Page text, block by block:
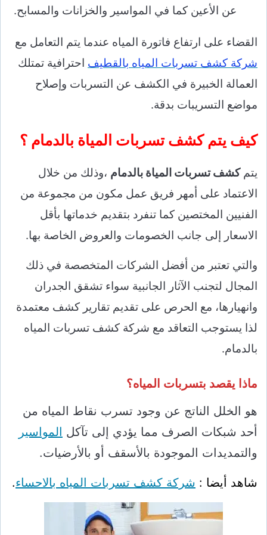
عن الأعين كما في المواسير والخزانات والمسابح.
القضاء على ارتفاع فاتورة المياه عندما يتم التعامل مع
شركة كشف تسربات المياه بالقطيف احترافية تمتلك
العمالة الخبيرة في الكشف عن التسربات وإصلاح
مواضع التسريبات بدقة.
كيف يتم كشف تسربات المياة بالدمام ؟
يتمكشف تسربات المياة بالدمام ،وذلك من خلال
الاعتماد على أمهر فريق عمل مكون من مجموعة من
الفنيين المختصين كما تنفرد بتقديم خدماتها بأقل
الاسعار إلى جانب الخصومات والعروض الخاصة بها.
والتي تعتبر من أفضل الشركات المتخصصة في ذلك
المجال لتجنب الآثار الجانبية سواء تشقق الجدران
وانهيارها، مع الحرص على تقديم تقارير كشف معتمدة
لذا يستوجب التعاقد مع شركة كشف تسربات المياه
بالدمام.
ماذا يقصد بتسربات المياه؟
هو الخلل الناتج عن وجود تسرب نقاط المياه من
أحد شبكات الصرف مما يؤدي إلى تآكل المواسير
والتمديدات الموجودة بالأسقف أو بالأرضيات.
شاهد أيضا : شركة كشف تسربات المياه بالاحساء.